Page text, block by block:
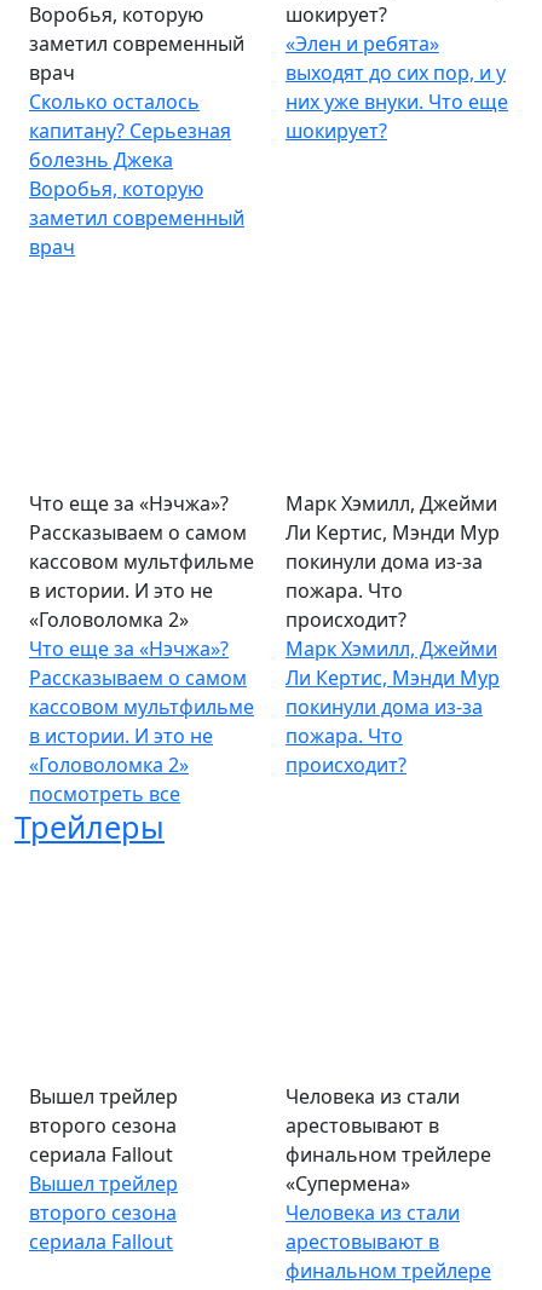
Воробья, которую
заметил современный
врач
Сколько осталось
капитану? Серьезная
болезнь Джека
Воробья, которую
заметил современный
врач
шокирует?
«Элен и ребята»
выходят до сих пор, и у
них уже внуки. Что еще
шокирует?
Что еще за «Нэчжа»?
Рассказываем о самом
кассовом мультфильме
в истории. И это не
«Головоломка 2»
Что еще за «Нэчжа»?
Рассказываем о самом
кассовом мультфильме
в истории. И это не
«Головоломка 2»
Марк Хэмилл, Джейми
Ли Кертис, Мэнди Мур
покинули дома из-за
пожара. Что
происходит?
Марк Хэмилл, Джейми
Ли Кертис, Мэнди Мур
покинули дома из-за
пожара. Что
происходит?
посмотреть все
Трейлеры
Вышел трейлер
второго сезона
сериала Fallout
Вышел трейлер
второго сезона
сериала Fallout
Человека из стали
арестовывают в
финальном трейлере
«Супермена»
Человека из стали
арестовывают в
финальном трейлере